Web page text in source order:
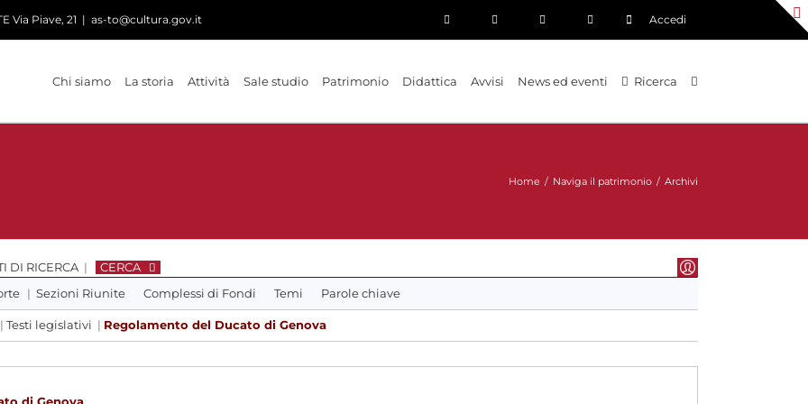
Via Piave, 21 | as-to@cultura.gov.it Accedi
Chi siamo La storia Attività Sale studio Patrimonio Didattica Avvisi News ed eventi Ricerca
Home / Naviga il patrimonio / Archivi
DI RICERCA |
CERCA
| Sezioni Riunite Complessi di Fondi Temi Parole chiave
| Testi legislativi | Regolamento del Ducato di Genova